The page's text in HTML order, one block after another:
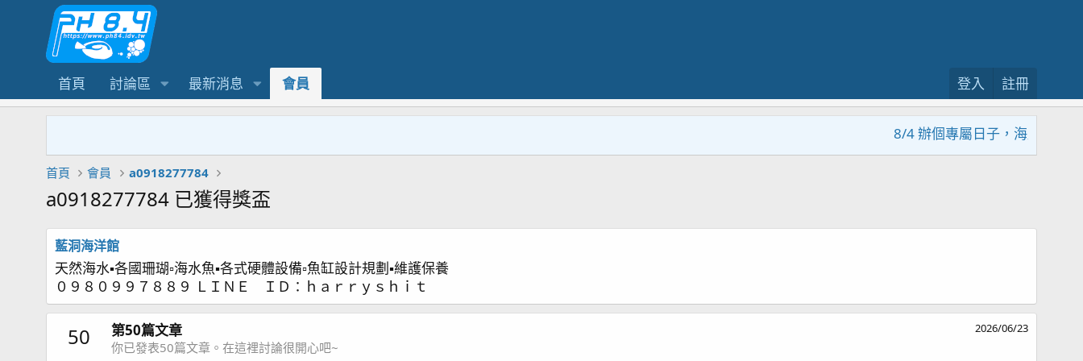
首頁 討論區 最新消息 會員 登入 註冊
8/4 辦個專屬日子，海鹽回饋
首頁 會員 a0918277784
a0918277784 已獲得獎盃
藍洞海洋館
天然海水▪各國珊瑚▫海水魚▪各式硬體設備▫魚缸設計規劃▪維護保養
０９８０９９７８８９ ＬＩＮＥ ＩＤ：ｈａｒｒｙｓｈｉｔ
50 2026/06/23
第50篇文章
你已發表50篇文章。在這裡討論很開心吧~